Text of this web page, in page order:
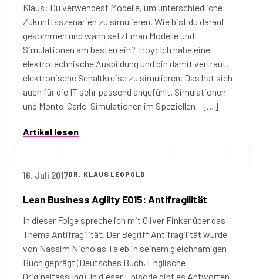
Klaus: Du verwendest Modelle, um unterschiedliche
Zukunftsszenarien zu simulieren. Wie bist du darauf
gekommen und wann setzt man Modelle und
Simulationen am besten ein? Troy: Ich habe eine
elektrotechnische Ausbildung und bin damit vertraut,
elektronische Schaltkreise zu simulieren. Das hat sich
auch für die IT sehr passend angefühlt. Simulationen –
und Monte-Carlo-Simulationen im Speziellen – […]
Artikel lesen
16. Juli 2017DR. KLAUS LEOPOLD
Lean Business Agility E015: Antifragilität
In dieser Folge spreche ich mit Oliver Finker über das
Thema Antifragilität. Der Begriff Antifragilität wurde
von Nassim Nicholas Taleb in seinem gleichnamigen
Buch geprägt (Deutsches Buch, Englische
Originalfassung). In dieser Episode gibt es Antworten